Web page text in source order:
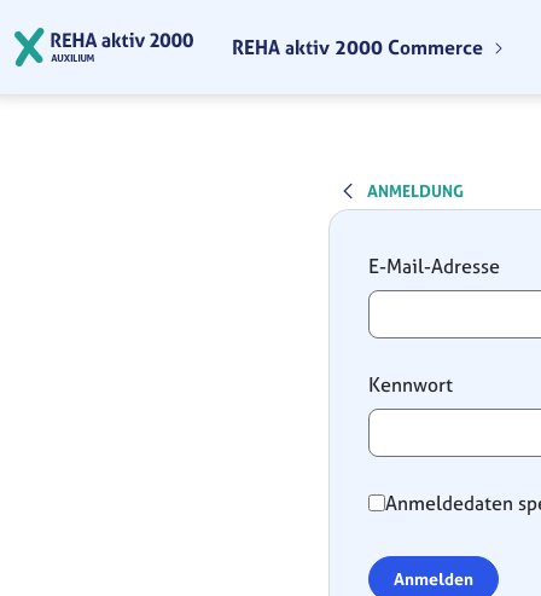
REHA aktiv 2000 Commerce
ANMELDUNG
Anmeldung
E-Mail-Adresse
Kennwort
Anmeldedaten
Anmelden